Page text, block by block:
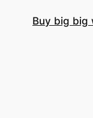
Buy big big